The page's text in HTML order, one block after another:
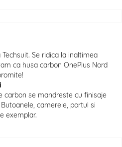
Se ridica la inaltimea
ca husa carbon OnePlus Nord
carbon se mandreste cu finisaje
camerele, portul si
exemplar.